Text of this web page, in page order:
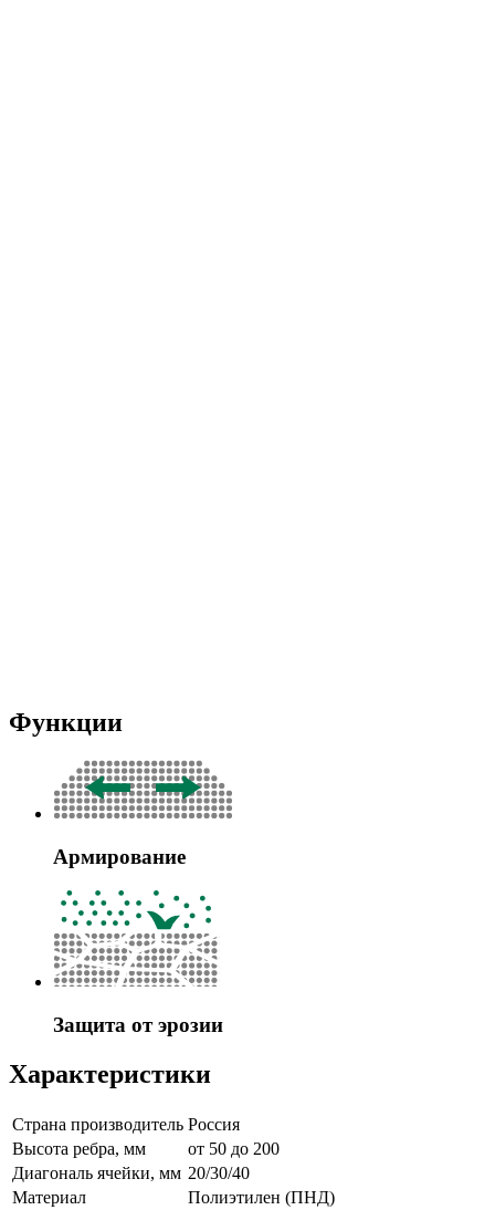
Функции
Армирование
Защита от эрозии
Характеристики
Страна производитель Россия
Высота ребра, мм
от 50 до 200
Диагональ ячейки, мм 20/30/40
Материал
Полиэтилен (ПНД)